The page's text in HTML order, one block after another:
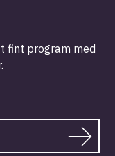
fint program med